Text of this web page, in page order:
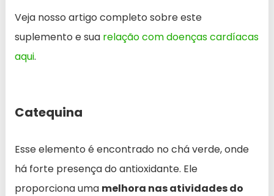
Veja nosso artigo completo sobre este
suplemento e sua relação com doenças cardíacas
aqui.
Catequina
Esse elemento é encontrado no chá verde, onde
há forte presença do antioxidante. Ele
proporciona uma melhora nas atividades do